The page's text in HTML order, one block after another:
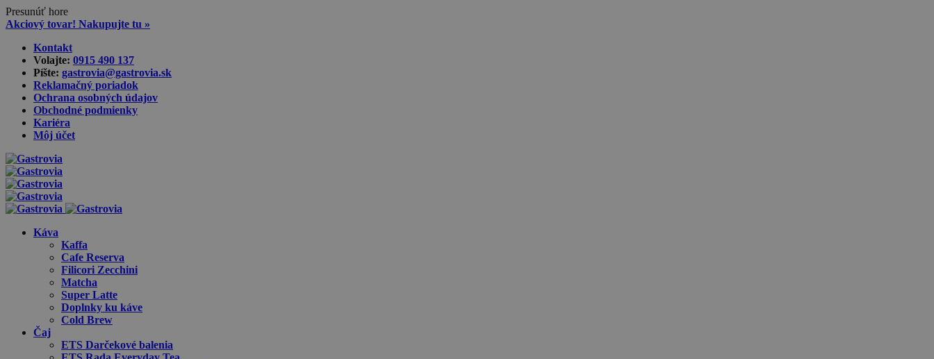
Presunúť hore
Akciový tovar! Nakupujte tu »
content
Kontakt
Volajte: 0915 490 137‬
Píšte: gastrovia@gastrovia.sk‬
Reklamačný poriadok
Ochrana osobných údajov
Obchodné podmienky
Kariéra
Môj účet
Káva
Kaffa
Cafe Reserva
Filicori Zecchini
Matcha
Super Latte
Doplnky ku káve
Cold Brew
Čaj
ETS Darčekové balenia